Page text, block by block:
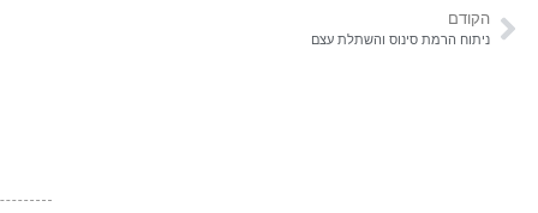
הקודם
ניתוח הרמת סינוס והשתלת עצם